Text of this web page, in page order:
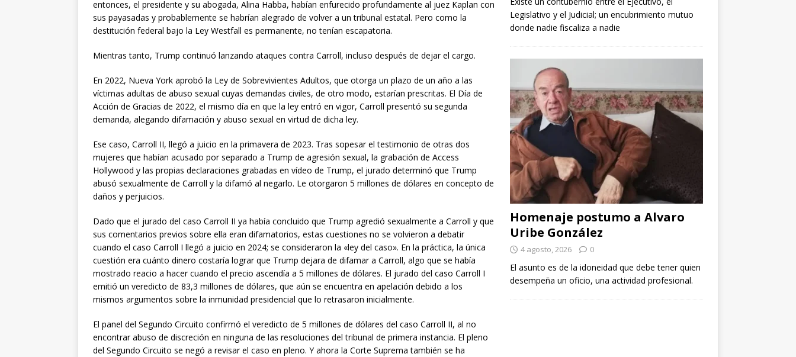
entonces, el presidente y su abogada, Alina Habba, habían enfurecido profundamente al juez Kaplan con
sus payasadas y probablemente se habrían alegrado de volver a un tribunal estatal. Pero como la
destitución federal bajo la Ley Westfall es permanente, no tenían escapatoria.
Mientras tanto, Trump continuó lanzando ataques contra Carroll, incluso después de dejar el cargo.
En 2022, Nueva York aprobó la Ley de Sobrevivientes Adultos, que otorga un plazo de un año a las
víctimas adultas de abuso sexual cuyas demandas civiles, de otro modo, estarían prescritas. El Día de
Acción de Gracias de 2022, el mismo día en que la ley entró en vigor, Carroll presentó su segunda
demanda, alegando difamación y abuso sexual en virtud de dicha ley.
Ese caso, Carroll II, llegó a juicio en la primavera de 2023. Tras sopesar el testimonio de otras dos
mujeres que habían acusado por separado a Trump de agresión sexual, la grabación de Access
Hollywood y las propias declaraciones grabadas en vídeo de Trump, el jurado determinó que Trump
abusó sexualmente de Carroll y la difamó al negarlo. Le otorgaron 5 millones de dólares en concepto de
daños y perjuicios.
Dado que el jurado del caso Carroll II ya había concluido que Trump agredió sexualmente a Carroll y que
sus comentarios previos sobre ella eran difamatorios, estas cuestiones no se volvieron a debatir
cuando el caso Carroll I llegó a juicio en 2024; se consideraron la «ley del caso». En la práctica, la única
cuestión era cuánto dinero costaría lograr que Trump dejara de difamar a Carroll, algo que se había
mostrado reacio a hacer cuando el precio ascendía a 5 millones de dólares. El jurado del caso Carroll I
emitió un veredicto de 83,3 millones de dólares, que aún se encuentra en apelación debido a los
mismos argumentos sobre la inmunidad presidencial que lo retrasaron inicialmente.
El panel del Segundo Circuito confirmó el veredicto de 5 millones de dólares del caso Carroll II, al no
encontrar abuso de discreción en ninguna de las resoluciones del tribunal de primera instancia. El pleno
del Segundo Circuito se negó a revisar el caso en pleno. Y ahora la Corte Suprema también se ha
Legislativo y el Judicial; un encubrimiento mutuo
donde nadie fiscaliza a nadie
Homenaje postumo a Alvaro
Uribe González
4 agosto, 2026 0
El asunto es de la idoneidad que debe tener quien
desempeña un oficio, una actividad profesional.